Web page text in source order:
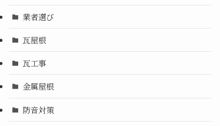
業者選び
瓦屋根
瓦工事
金属屋根
防音対策